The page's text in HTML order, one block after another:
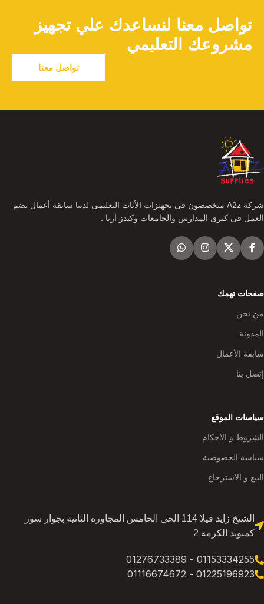
تواصل معنا لنساعدك علي تجهيز
مشروعك التعليمي
تواصل معنا
شركة A2z متخصصون فى تجهيزات الأثاث التعليمى لدينا سابقه أعمال تضم
العمل فى كبرى المدارس والجامعات وكيدز أريا .
صفحات تهمك
من نحن
المدونة
سابقة الأعمال
إتصل بنا
سياسات الموقع
الشروط و الأحكام
سياسة الخصوصية
البيع و الاسترجاع
الشيخ زايد فيلا 114 الحى الخامس المجاوره الثانية بجوار سور
كمبوند الكرمة 2
01153334255 - 01276733389
01225196923 - 01116674672